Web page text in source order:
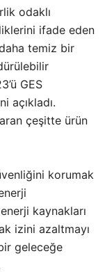
odaklı
ifade eden
temiz bir
GES
açıkladı.
çeşitte ürün
korumak
kaynakları
izini azaltmayı
geleceğe